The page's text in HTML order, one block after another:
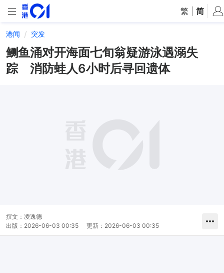
繁 简
港闻 突发
鲗鱼涌对开海面七旬翁疑游泳遇溺失
踪 消防蛙人6小时后寻回遗体
撰文： 凌逸德
出版： 2026-06-03 00:35 更新： 2026-06-03 00:35